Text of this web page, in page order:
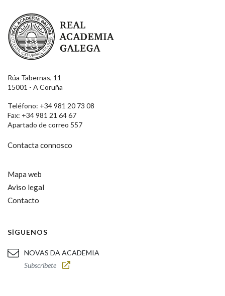
Real Academia Galega
Rúa Tabernas, 11
15001 - A Coruña
Teléfono: +34 981 20 73 08
Fax: +34 981 21 64 67
Apartado de correo 557
Contacta connosco
Mapa web
Aviso legal
Contacto
SÍGUENOS
NOVAS DA ACADEMIA
Subscríbete